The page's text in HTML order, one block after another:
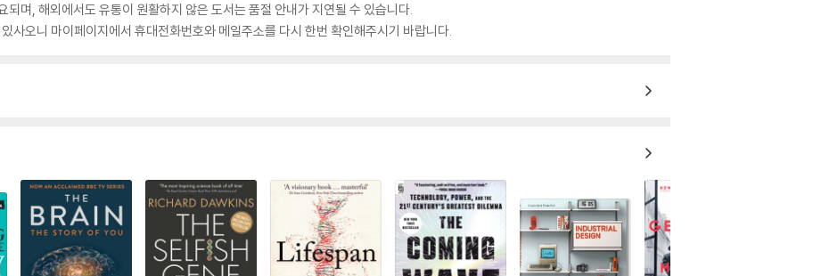
며, 해외에서도 유통이 원활하지 않은 도서는 품절 안내가 지연될 수 있습니다.
사오니 마이페이지에서 휴대전화번호와 메일주소를 다시 한번 확인해주시기 바랍니다.